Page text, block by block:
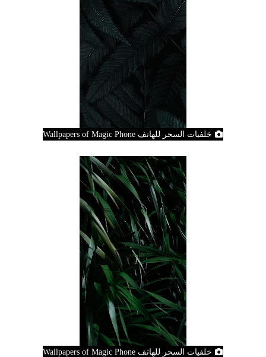
خلفيات السحر للهاتف Wallpapers of Magic Phone
خلفيات السحر للهاتف Wallpapers of Magic Phone